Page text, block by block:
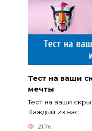
Тест на ваши
мечты
Тест на ваши
Каждый из нас
21.7к.